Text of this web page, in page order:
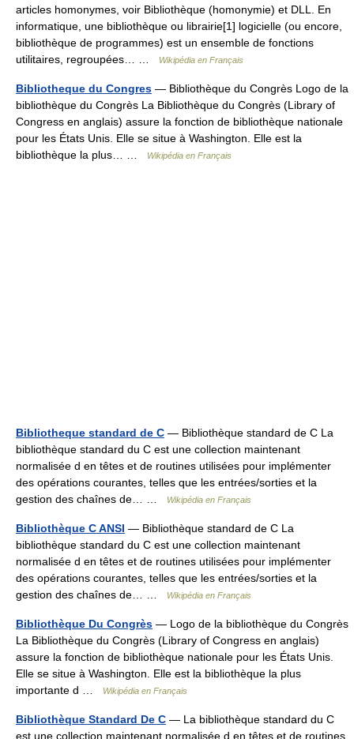
articles homonymes, voir Bibliothèque (homonymie) et DLL. En
informatique, une bibliothèque ou librairie[1] logicielle (ou encore,
bibliothèque de programmes) est un ensemble de fonctions
utilitaires, regroupées… …
Wikipédia en Français
Bibliotheque du Congres — Bibliothèque du Congrès Logo de la
bibliothèque du Congrès La Bibliothèque du Congrès (Library of
Congress en anglais) assure la fonction de bibliothèque nationale
pour les États Unis. Elle se situe à Washington. Elle est la
bibliothèque la plus… …
Wikipédia en Français
Bibliotheque standard de C — Bibliothèque standard de C La
bibliothèque standard du C est une collection maintenant
normalisée d en têtes et de routines utilisées pour implémenter
des opérations courantes, telles que les entrées/sorties et la
gestion des chaînes de… …
Wikipédia en Français
Bibliothèque C ANSI — Bibliothèque standard de C La
bibliothèque standard du C est une collection maintenant
normalisée d en têtes et de routines utilisées pour implémenter
des opérations courantes, telles que les entrées/sorties et la
gestion des chaînes de… …
Wikipédia en Français
Bibliothèque Du Congrès — Logo de la bibliothèque du Congrès
La Bibliothèque du Congrès (Library of Congress en anglais)
assure la fonction de bibliothèque nationale pour les États Unis.
Elle se situe à Washington. Elle est la bibliothèque la plus
importante d …
Wikipédia en Français
Bibliothèque Standard De C — La bibliothèque standard du C
est une collection maintenant normalisée d en têtes et de routines